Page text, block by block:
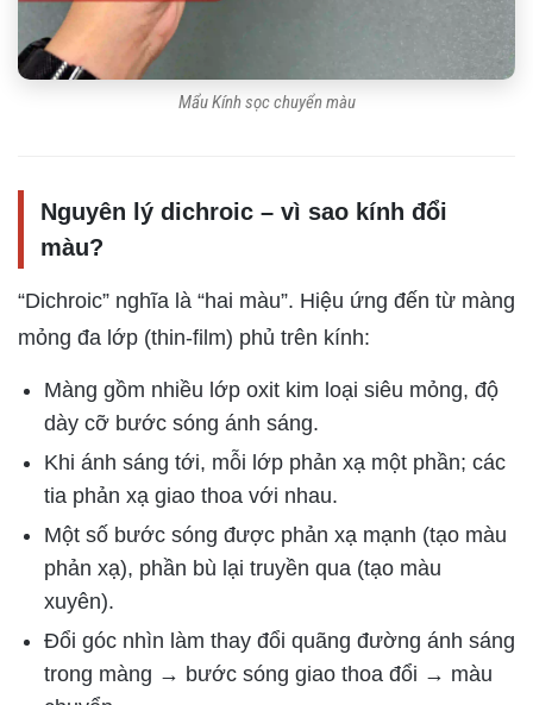
Mẩu Kính sọc chuyển màu
Nguyên lý dichroic – vì sao kính đổi
màu?
“Dichroic” nghĩa là “hai màu”. Hiệu ứng đến từ màng
mỏng đa lớp (thin-film) phủ trên kính:
Màng gồm nhiều lớp oxit kim loại siêu mỏng, độ
dày cỡ bước sóng ánh sáng.
Khi ánh sáng tới, mỗi lớp phản xạ một phần; các
tia phản xạ giao thoa với nhau.
Một số bước sóng được phản xạ mạnh (tạo màu
phản xạ), phần bù lại truyền qua (tạo màu
xuyên).
Đổi góc nhìn làm thay đổi quãng đường ánh sáng
trong màng → bước sóng giao thoa đổi → màu